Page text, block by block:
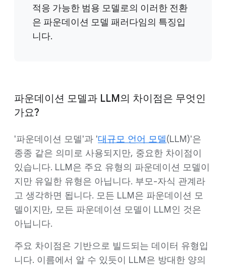
적응 가능한 범용 모델로의 이러한 전환
은 파운데이션 모델 패러다임의 특징입
니다.
파운데이션 모델과 LLM의 차이점은 무엇인
가요?
'파운데이션 모델'과 '대규모 언어 모델(LLM)'은
종종 같은 의미로 사용되지만, 중요한 차이점이
있습니다. LLM은 주요 유형의 파운데이션 모델이
지만 유일한 유형은 아닙니다. 부모-자식 관계라
고 생각하면 됩니다. 모든 LLM은 파운데이션 모
델이지만, 모든 파운데이션 모델이 LLM인 것은
아닙니다.
주요 차이점은 기반으로 빌드되는 데이터 유형입
니다. 이름에서 알 수 있듯이 LLM은 방대한 양의